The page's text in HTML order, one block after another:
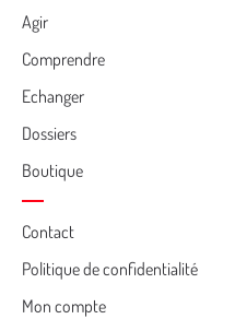
Agir
Comprendre
Echanger
Dossiers
Boutique
Cemea
footer
Contact
Politique de confidentialité
Mon compte